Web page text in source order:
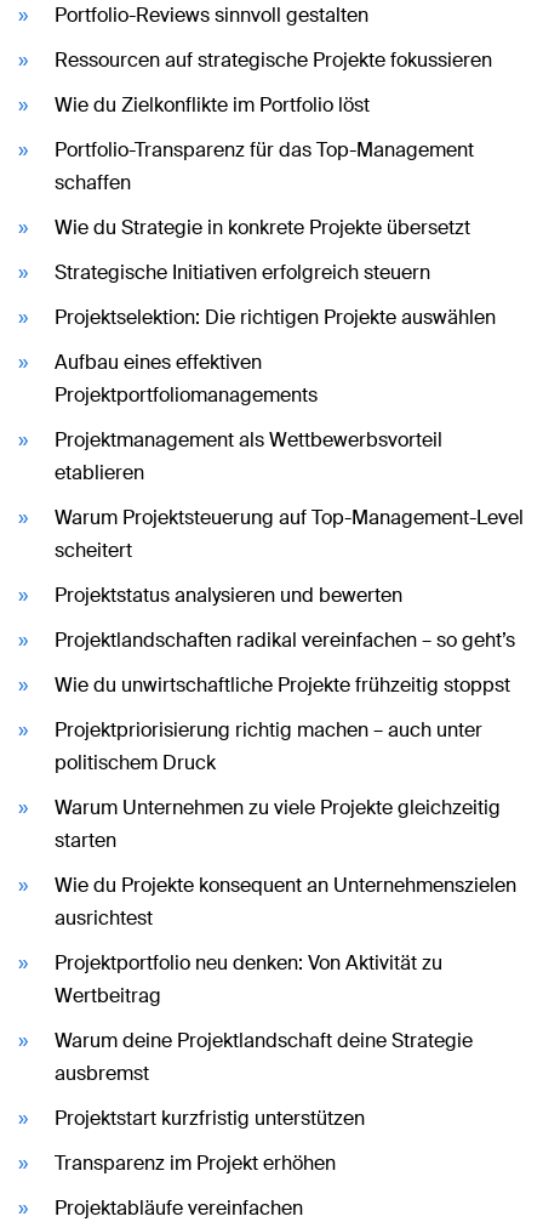
Portfolio-Reviews sinnvoll gestalten
Ressourcen auf strategische Projekte fokussieren
Wie du Zielkonflikte im Portfolio löst
Portfolio-Transparenz für das Top-Management
schaffen
Wie du Strategie in konkrete Projekte übersetzt
Strategische Initiativen erfolgreich steuern
Projektselektion: Die richtigen Projekte auswählen
Aufbau eines effektiven
Projektportfoliomanagements
Projektmanagement als Wettbewerbsvorteil
etablieren
Warum Projektsteuerung auf Top-Management-Level
scheitert
Projektstatus analysieren und bewerten
Projektlandschaften radikal vereinfachen – so geht’s
Wie du unwirtschaftliche Projekte frühzeitig stoppst
Projektpriorisierung richtig machen – auch unter
politischem Druck
Warum Unternehmen zu viele Projekte gleichzeitig
starten
Wie du Projekte konsequent an Unternehmenszielen
ausrichtest
Projektportfolio neu denken: Von Aktivität zu
Wertbeitrag
Warum deine Projektlandschaft deine Strategie
ausbremst
Projektstart kurzfristig unterstützen
Transparenz im Projekt erhöhen
Projektabläufe vereinfachen